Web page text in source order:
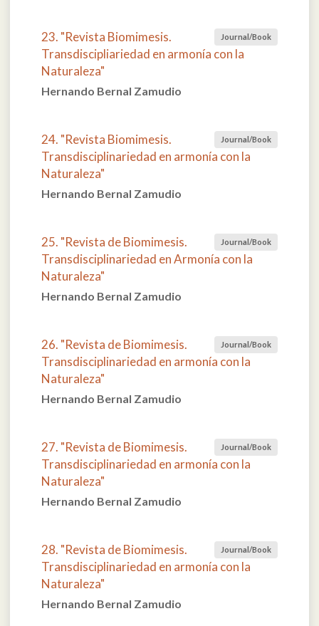
Journal/Book
23. "Revista Biomimesis.
Transdiscipliariedad en armonía con la
Naturaleza"
Hernando Bernal Zamudio
Journal/Book
24. "Revista Biomimesis.
Transdisciplinariedad en armonía con la
Naturaleza"
Hernando Bernal Zamudio
Journal/Book
25. "Revista de Biomimesis.
Transdisciplinariedad en Armonía con la
Naturaleza"
Hernando Bernal Zamudio
Journal/Book
26. "Revista de Biomimesis.
Transdisciplinariedad en armonía con la
Naturaleza"
Hernando Bernal Zamudio
Journal/Book
27. "Revista de Biomimesis.
Transdisciplinariedad en armonía con la
Naturaleza"
Hernando Bernal Zamudio
Journal/Book
28. "Revista de Biomimesis.
Transdisciplinariedad en armonía con la
Naturaleza"
Hernando Bernal Zamudio